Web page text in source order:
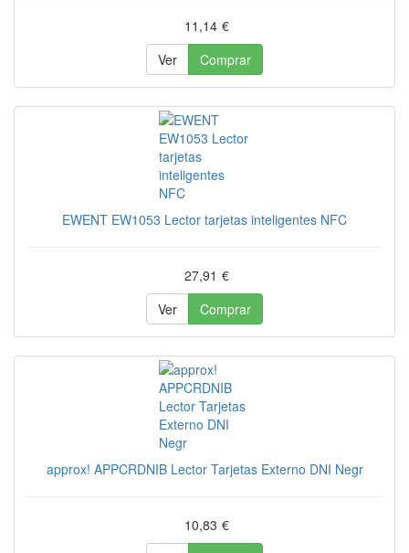
11,14 €
Ver
Comprar
EWENT EW1053 Lector tarjetas inteligentes NFC
27,91 €
Ver
Comprar
approx! APPCRDNIB Lector Tarjetas Externo DNI Negr
10,83 €